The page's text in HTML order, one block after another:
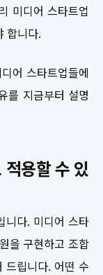
미디어 스타트업
합니다.
어 스타트업들에
를 지금부터 설명
용할 수 있
니다. 미디어 스타
을 구현하고 조합
드립니다. 어떤 수